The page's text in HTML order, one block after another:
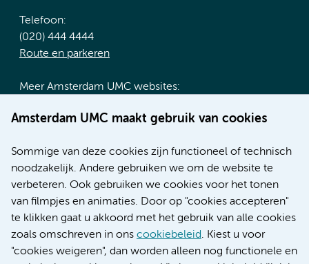
Amsterdam UMC maakt gebruik van cookies
Sommige van deze cookies zijn functioneel of technisch
noodzakelijk. Andere gebruiken we om de website te
verbeteren. Ook gebruiken we cookies voor het tonen
van filmpjes en animaties. Door op "cookies accepteren"
te klikken gaat u akkoord met het gebruik van alle cookies
zoals omschreven in ons cookiebeleid. Kiest u voor
"cookies weigeren", dan worden alleen nog functionele en
Telefoon:
(020) 444 4444
Route en parkeren
Meer Amsterdam UMC websites:
Werken bij Amsterdam UMC
Nieuws
Research
Educatie locatie AMC
Educatie locatie VUmc